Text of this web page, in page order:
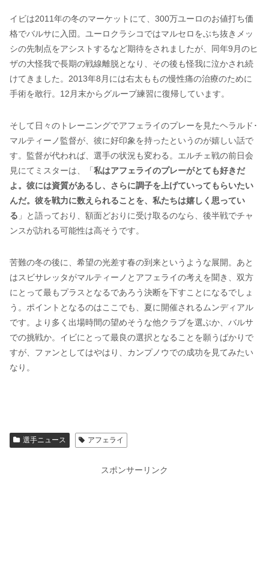
イビは2011年の冬のマーケットにて、300万ユーロのお値打ち価
格でバルサに入団。ユーロクラシコではマルセロをぶち抜きメッ
シの先制点をアシストするなど期待をされましたが、同年9月のヒ
ザの大怪我で長期の戦線離脱となり、その後も怪我に泣かされ続
けてきました。2013年8月には右太ももの慢性痛の治療のために
手術を敢行。12月末からグループ練習に復帰しています。
そして日々のトレーニングでアフェライのプレーを見たヘラルド･
マルティーノ監督が、彼に好印象を持ったというのが嬉しい話で
す。監督が代われば、選手の状況も変わる。エルチェ戦の前日会
見にてミスターは、「 私はアフェライのプレーがとても好きだ
よ。彼には資質があるし、さらに調子を上げていってもらいたい
んだ。彼を戦力に数えられることを、私たちは嬉しく思ってい
る 」と語っており、額面どおりに受け取るのなら、後半戦でチャ
ンスが訪れる可能性は高そうです。
苦難の冬の後に、希望の光差す春の到来というような展開。あと
はスビサレッタがマルティーノとアフェライの考えを聞き、双方
にとって最もプラスとなるであろう決断を下すことになるでしょ
う。ポイントとなるのはここでも、夏に開催されるムンディアル
です。より多く出場時間の望めそうな他クラブを選ぶか、バルサ
での挑戦か。イビにとって最良の選択となることを願うばかりで
すが、ファンとしてはやはり、カンプノウでの成功を見てみたい
なり。
選手ニュース アフェライ
スポンサーリンク